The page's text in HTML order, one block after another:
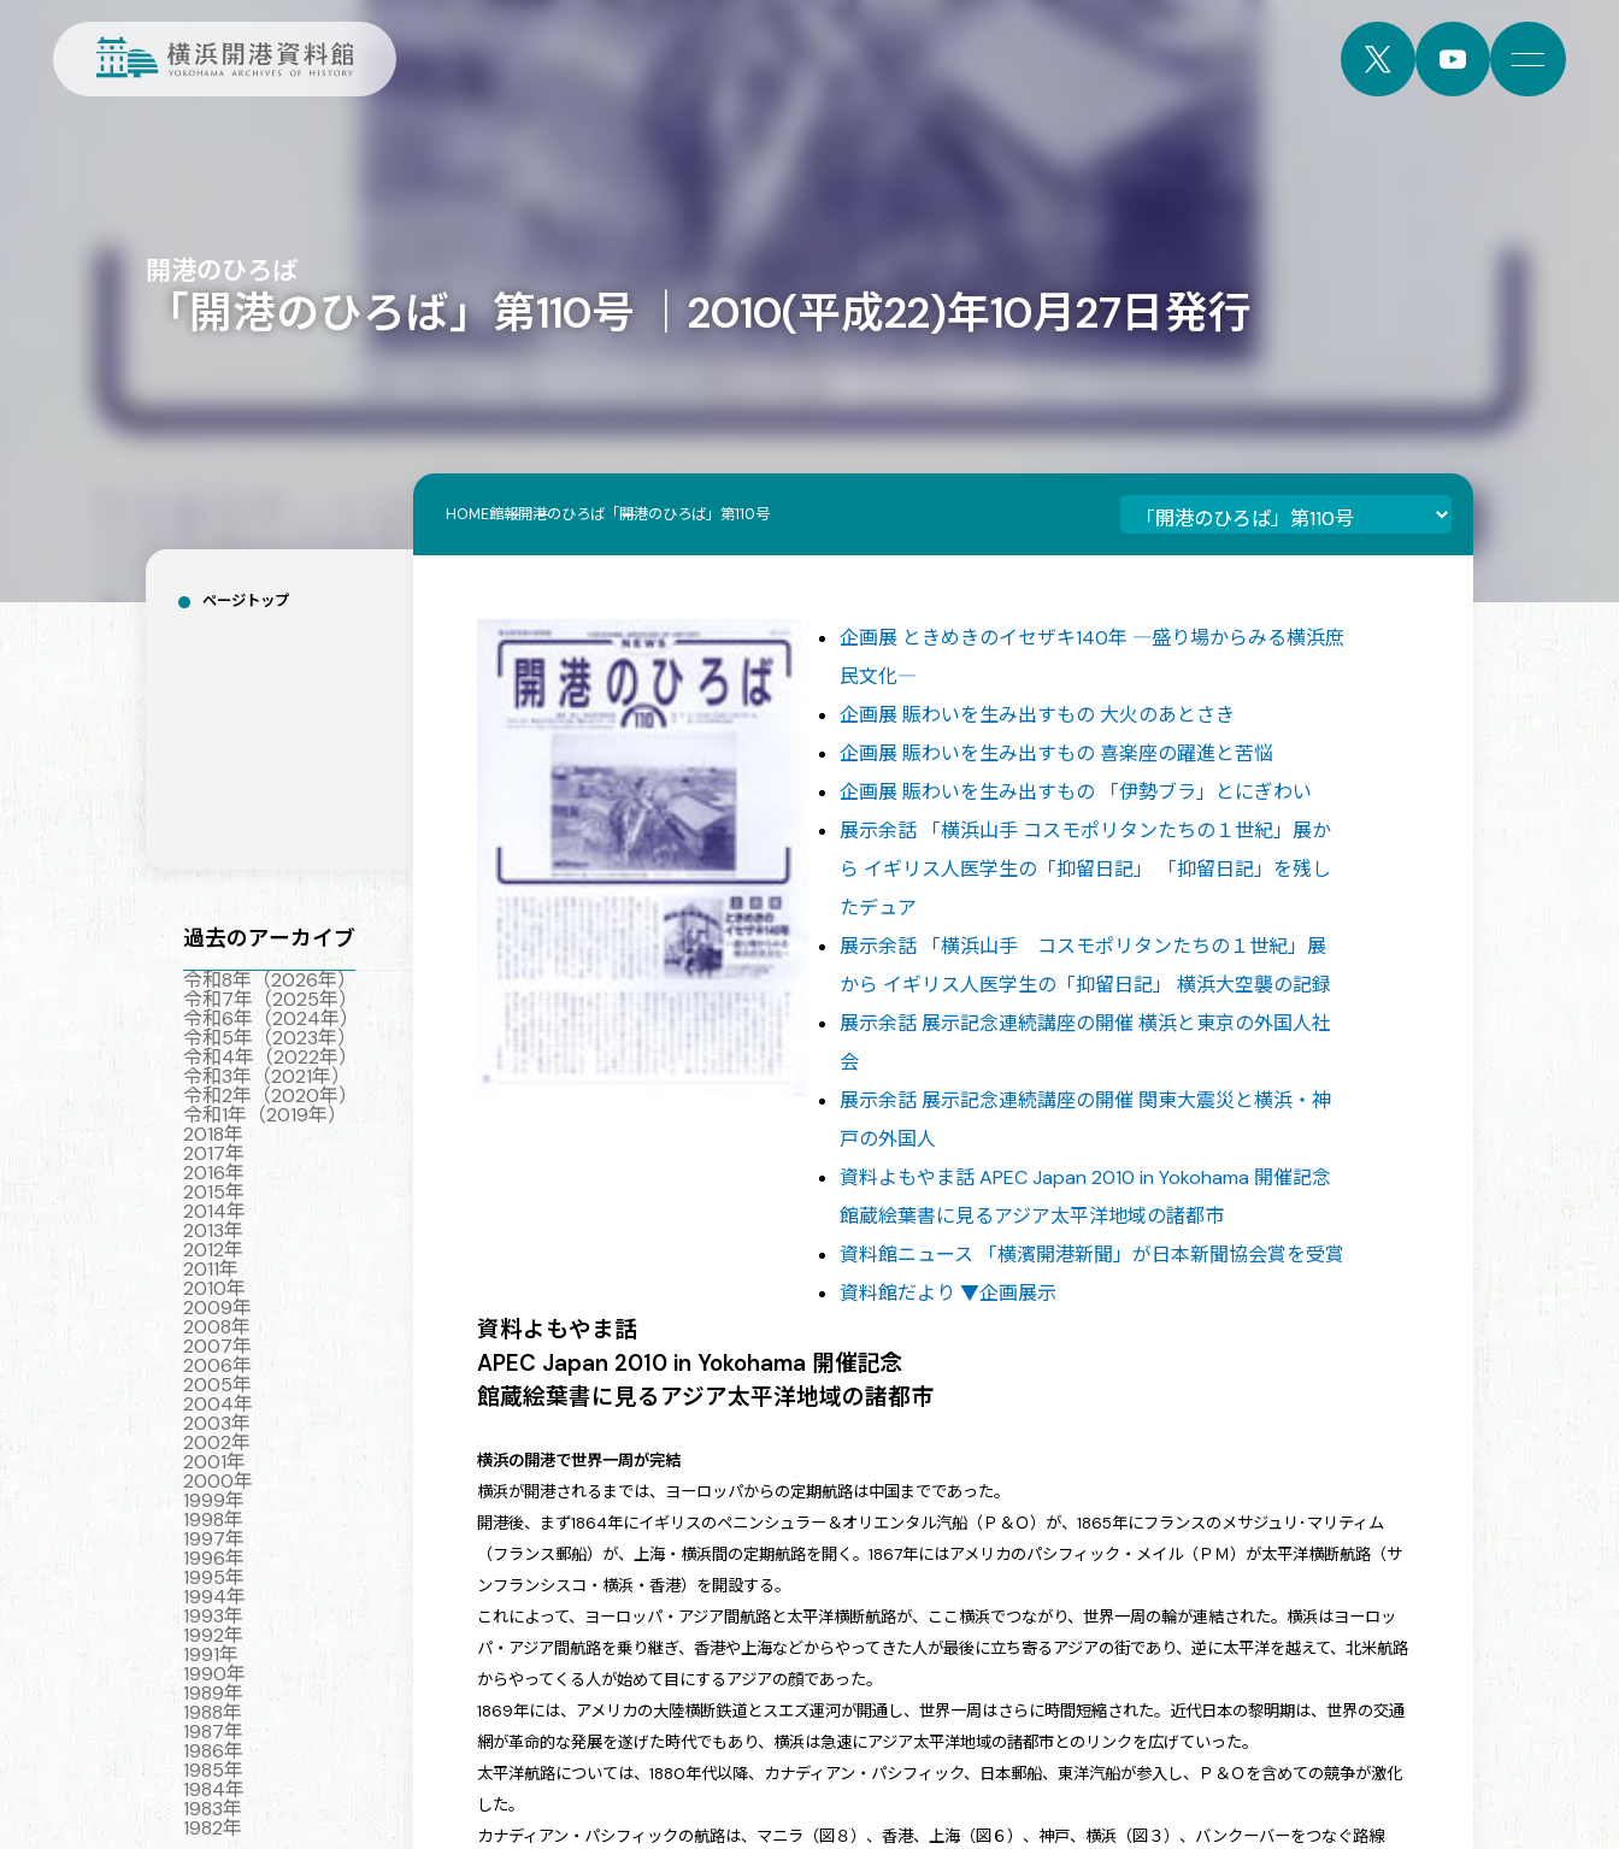
「開港のひろば」第110号 ｜2010(平成22)年10月27日発行
開港のひろば
HOME館報開港のひろば「開港のひろば」第110号
企画展 ときめきのイセザキ140年 ―盛り場からみる横浜庶
民文化―
企画展 賑わいを生み出すもの 大火のあとさき
企画展 賑わいを生み出すもの 喜楽座の躍進と苦悩
企画展 賑わいを生み出すもの 「伊勢ブラ」とにぎわい
展示余話 「横浜山手 コスモポリタンたちの１世紀」展か
ら イギリス人医学生の「抑留日記」 「抑留日記」を残し
たデュア
展示余話 「横浜山手 コスモポリタンたちの１世紀」展
から イギリス人医学生の「抑留日記」 横浜大空襲の記録
展示余話 展示記念連続講座の開催 横浜と東京の外国人社
会
展示余話 展示記念連続講座の開催 関東大震災と横浜・神
戸の外国人
資料よもやま話 APEC Japan 2010 in Yokohama 開催記念
館蔵絵葉書に見るアジア太平洋地域の諸都市
資料館ニュース 「横濱開港新聞」が日本新聞協会賞を受賞
資料館だより ▼企画展示
資料よもやま話
APEC Japan 2010 in Yokohama 開催記念
館蔵絵葉書に見るアジア太平洋地域の諸都市
横浜の開港で世界一周が完結
横浜が開港されるまでは、ヨーロッパからの定期航路は中国までであった。
開港後、まず1864年にイギリスのペニンシュラー＆オリエンタル汽船（Ｐ＆Ｏ）が、1865年にフランスのメサジュリ･マリティム
（フランス郵船）が、上海・横浜間の定期航路を開く。1867年にはアメリカのパシフィック・メイル（ＰＭ）が太平洋横断航路（サ
ンフランシスコ・横浜・香港）を開設する。
これによって、ヨーロッパ・アジア間航路と太平洋横断航路が、ここ横浜でつながり、世界一周の輪が連結された。横浜はヨーロッ
パ・アジア間航路を乗り継ぎ、香港や上海などからやってきた人が最後に立ち寄るアジアの街であり、逆に太平洋を越えて、北米航路
からやってくる人が始めて目にするアジアの顔であった。
1869年には、アメリカの大陸横断鉄道とスエズ運河が開通し、世界一周はさらに時間短縮された。近代日本の黎明期は、世界の交通
網が革命的な発展を遂げた時代でもあり、横浜は急速にアジア太平洋地域の諸都市とのリンクを広げていった。
太平洋航路については、1880年代以降、カナディアン・パシフィック、日本郵船、東洋汽船が参入し、Ｐ＆Ｏを含めての競争が激化
した。
カナディアン・パシフィックの航路は、マニラ（図８）、香港、上海（図６）、神戸、横浜（図３）、バンクーバーをつなぐ路線
ページトップ
過去のアーカイブ
令和8年（2026年）
令和7年（2025年）
令和6年（2024年）
令和5年（2023年）
令和4年（2022年）
令和3年（2021年）
令和2年（2020年）
令和1年（2019年）
2018年
2017年
2016年
2015年
2014年
2013年
2012年
2011年
2010年
2009年
2008年
2007年
2006年
2005年
2004年
2003年
2002年
2001年
2000年
1999年
1998年
1997年
1996年
1995年
1994年
1993年
1992年
1991年
1990年
1989年
1988年
1987年
1986年
1985年
1984年
1983年
1982年